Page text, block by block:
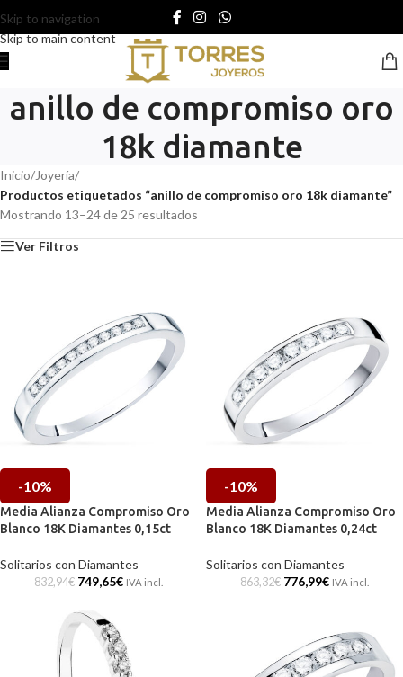
Skip to navigation
Skip to main content
anillo de compromiso oro
18k diamante
Inicio/Joyería/
Productos etiquetados “anillo de compromiso oro 18k diamante”
Mostrando 13–24 de 25 resultados
Ver Filtros
-10%
Media Alianza Compromiso Oro
Blanco 18K Diamantes 0,15ct
Solitarios con Diamantes
832,94€ 749,65€ IVA incl.
-10%
Media Alianza Compromiso Oro
Blanco 18K Diamantes 0,24ct
Solitarios con Diamantes
863,32€ 776,99€ IVA incl.